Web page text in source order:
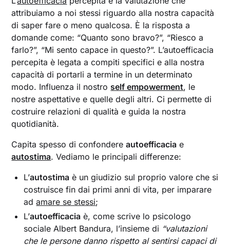
attribuiamo a noi stessi riguardo alla nostra capacità
di saper fare o meno qualcosa. È la risposta a
domande come: “Quanto sono bravo?”, “Riesco a
farlo?”, “Mi sento capace in questo?”. L’autoefficacia
percepita è legata a compiti specifici e alla nostra
capacità di portarli a termine in un determinato
modo. Influenza il nostro self empowerment, le
nostre aspettative e quelle degli altri. Ci permette di
costruire relazioni di qualità e guida la nostra
quotidianità.
Capita spesso di confondereautoefficacia e
autostima. Vediamo le principali differenze:
L’autostima è un giudizio sul proprio valore che si
costruisce fin dai primi anni di vita, per imparare
adamare se stessi;
L’autoefficacia è, come scrive lo psicologo
sociale Albert Bandura, l’insieme di “valutazioni
che le persone danno rispetto al sentirsi capaci di